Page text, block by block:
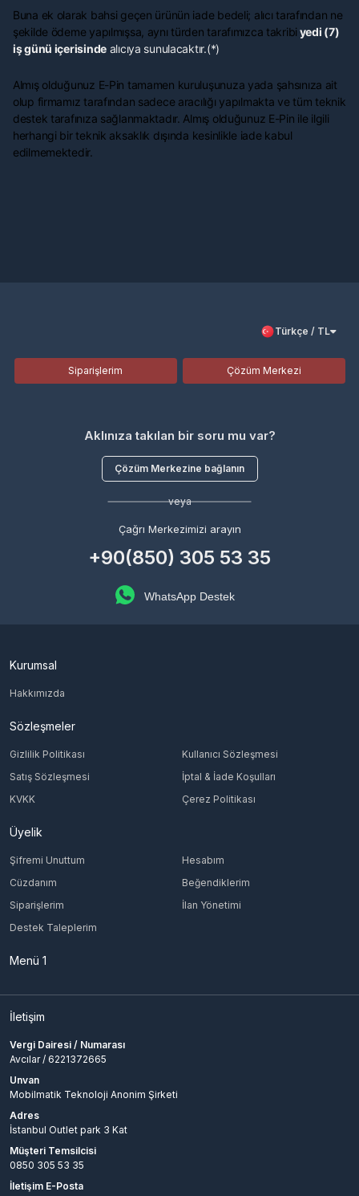
Buna ek olarak bahsi geçen ürünün iade bedeli; alıcı tarafından ne
şekilde ödeme yapılmışsa, aynı türden tarafımızca takribi yedi (7)
iş günü içerisindealıcıya sunulacaktır.(*)
Almış olduğunuz E-Pin tamamen kuruluşunuza yada şahsınıza ait
olup firmamız tarafından sadece aracılığı yapılmakta ve tüm teknik
destek tarafınıza sağlanmaktadır. Almış olduğunuz E-Pin ile ilgili
herhangi bir teknik aksaklık dışında kesinlikle iade kabul
edilmemektedir.
Türkçe / TL
Siparişlerim Çözüm Merkezi
Aklınıza takılan bir soru mu var?
Çözüm Merkezine bağlanın
veya
Çağrı Merkezimizi arayın
+90(850) 305 53 35
WhatsApp Destek
Kurumsal
Hakkımızda
Sözleşmeler
Gizlilik Politikası
Kullanıcı Sözleşmesi
Satış Sözleşmesi
İptal & İade Koşulları
KVKK
Çerez Politikası
Üyelik
Şifremi Unuttum
Hesabım
Cüzdanım
Beğendiklerim
Siparişlerim
İlan Yönetimi
Destek Taleplerim
Menü 1
İletişim
Vergi Dairesi / Numarası
Avcılar / 6221372665
Unvan
Mobilmatik Teknoloji Anonim Şirketi
Adres
İstanbul Outlet park 3 Kat
Müşteri Temsilcisi
0850 305 53 35
İletişim E-Posta